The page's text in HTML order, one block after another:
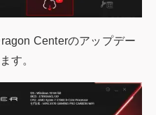
Centerのアップデー
す。